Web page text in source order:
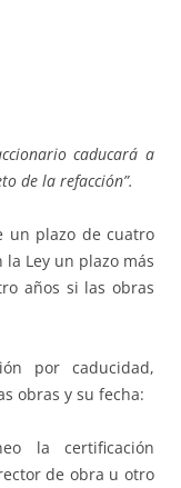
caducará a
de la refacción”.
un plazo de cuatro
Ley un plazo más
años si las obras
por caducidad,
obras y su fecha:
la certificación
de obra u otro